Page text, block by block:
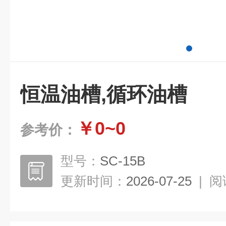
恒温油槽,循环油槽
参考价： ￥0~0
型号： SC-15B
更新时间： 2026-07-25 | 阅